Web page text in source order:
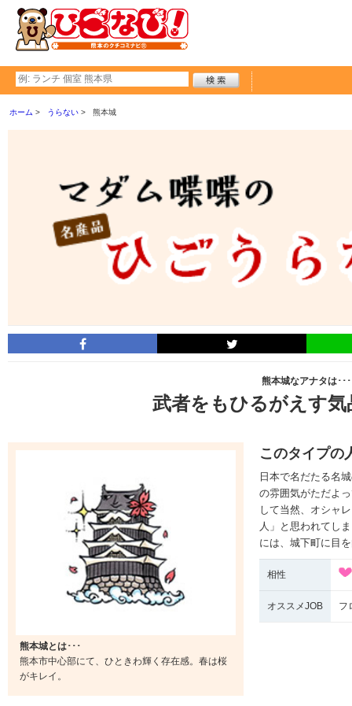
ホーム うらない 熊本城
熊本城なアナタは･･･
武者をもひるがえす気
熊本城とは･･･
熊本市中心部にて、ひときわ輝く存在感。春は桜
がキレイ。
このタイプの
日本で名だたる名
の雰囲気がただよ
して当然、オシャ
人」と思われてし
には、城下町に目
相性
オススメJOB フ